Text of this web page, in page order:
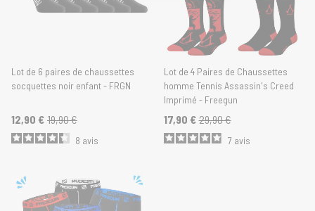
Lot de 6 paires de chaussettes
socquettes noir enfant - FRGN
12,90 € 19,90 €
8 avis
Lot de 4 Paires de Chaussettes
homme Tennis Assassin's Creed
Imprimé - Freegun
17,90 € 29,90 €
7 avis